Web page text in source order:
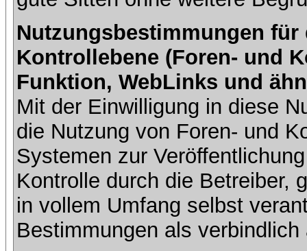
Nutzungsbestimmungen
Kontrollebene (Foren- und
Funktion, WebLinks und
Mit der Einwilligung in diese
die Nutzung von Foren- und
Systemen zur
Kontrolle durch die Betreiber,
in vollem Umfang selbst
Bestimmungen als verbindlich